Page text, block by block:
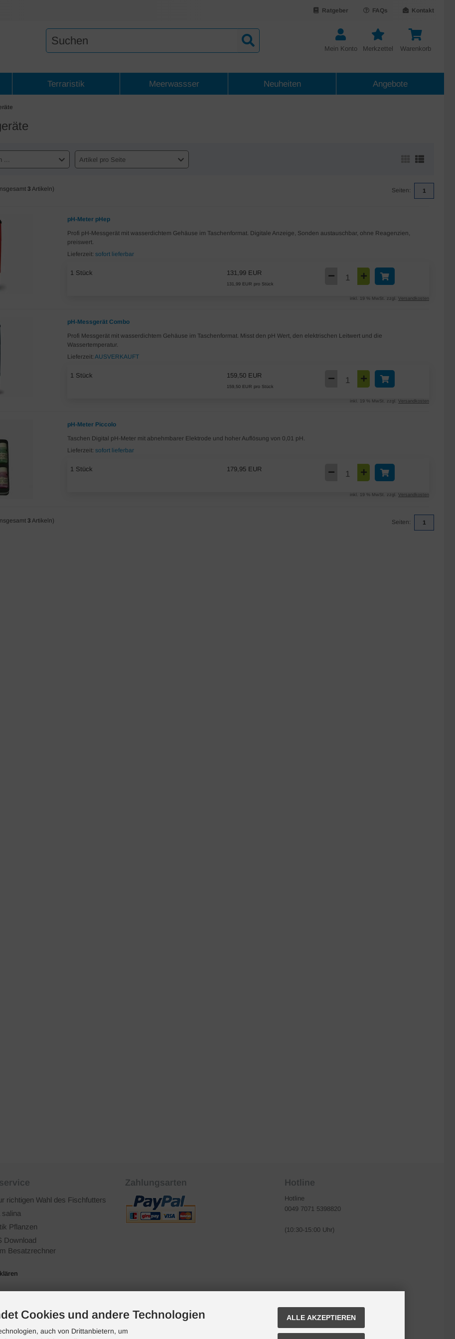
Kontakt
FAQs
Ratgeber
Warenkorb
Merkzettel
Mein Konto
Terraristik Meerwassser Neuheiten Angebote
... Artikel pro Seite
3 Artikeln) Seiten: 1
pH-Meter pHep
Profi pH-Messgerät mit wasserdichtem Gehäuse im Taschenformat. Digitale Anzeige, Sonden austauschbar, ohne Reagenzien,
preiswert.
Lieferzeit:sofort lieferbar
1 Stück 131,99 EUR
131,99 EUR pro Stück
inkl. 19 % MwSt. zzgl. Versandkosten
pH-Messgerät Combo
Profi Messgerät mit wasserdichtem Gehäuse im Taschenformat. Misst den pH Wert, den elektrischen Leitwert und die
Wassertemperatur.
Lieferzeit:AUSVERKAUFT
1 Stück 159,50 EUR
159,50 EUR pro Stück
inkl. 19 % MwSt. zzgl. Versandkosten
pH-Meter Piccolo
Taschen Digital pH-Meter mit abnehmbarer Elektrode und hoher Auflösung von 0,01 pH.
Lieferzeit:sofort lieferbar
1 Stück 179,95 EUR
inkl. 19 % MwSt. zzgl. Versandkosten
3 Artikeln) Seiten: 1
richtigen Wahl des Fischfutters
salina
Pflanzen
Download
Besatzrechner
Zahlungsarten Hotline
Hotline
0049 7071 5398820
(10:30-15:00 Uhr)
Cookies und andere Technologien
auch von Drittanbietern, um
ALLE AKZEPTIEREN